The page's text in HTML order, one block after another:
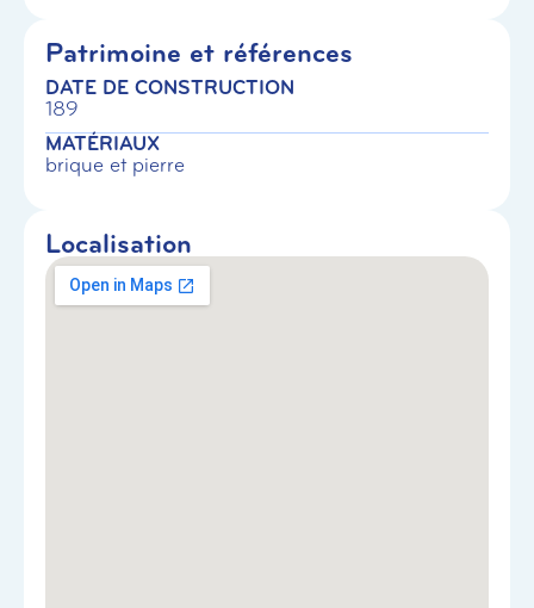
Patrimoine et références
DATE DE CONSTRUCTION
189
MATÉRIAUX
brique et pierre
Localisation